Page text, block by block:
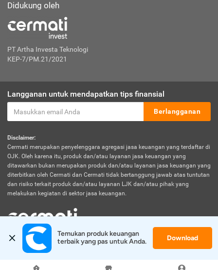
Didukung oleh
PT Artha Investa Teknologi
KEP-7/PM.21/2021
Langganan untuk mendapatkan tips finansial
Berlangganan
Disclaimer:
Cermati merupakan penyelenggara agregasi jasa keuangan yang terdaftar di
OJK. Oleh karena itu, produk dan/atau layanan jasa keuangan yang
ditawarkan bukan merupakan produk dan/atau layanan jasa keuangan yang
diterbitkan oleh Cermati dan Cermati tidak bertanggung jawab atas tuntutan
dan risiko terkait produk dan/atau layanan LJK dan/atau pihak yang
melakukan kegiatan di sektor jasa keuangan.
© 2026 Cermati. All Rights Reserved.
Temukan produk keuangan
terbaik yang pas untuk Anda.
Download